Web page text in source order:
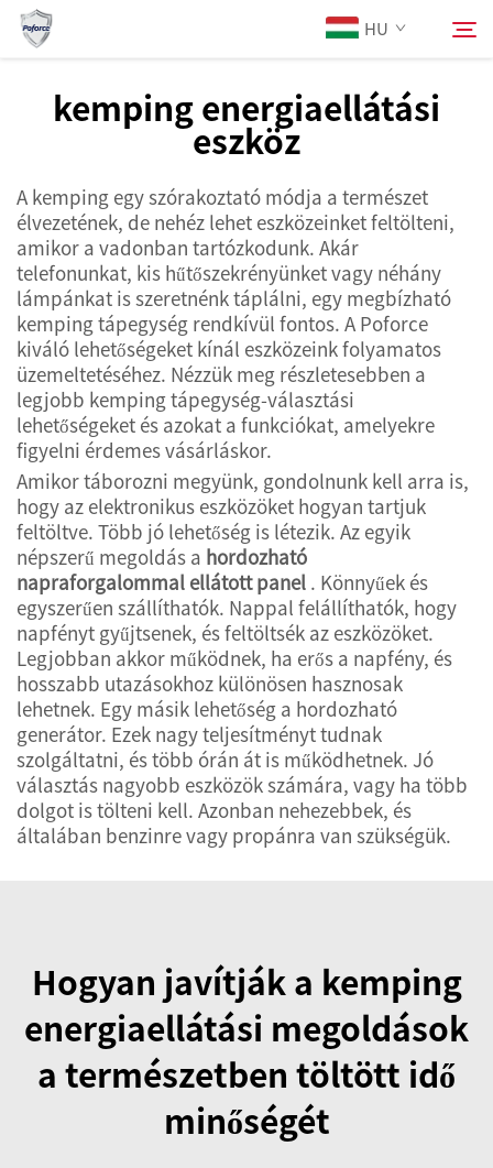
HU
Termékek
Szolgáltatások
Hírek
Kapcsolat
kemping energiaellátási
eszköz
A kemping egy szórakoztató módja a természet
élvezetének, de nehéz lehet eszközeinket feltölteni,
amikor a vadonban tartózkodunk. Akár
telefonunkat, kis hűtőszekrényünket vagy néhány
lámpánkat is szeretnénk táplálni, egy megbízható
kemping tápegység rendkívül fontos. A Poforce
kiváló lehetőségeket kínál eszközeink folyamatos
üzemeltetéséhez. Nézzük meg részletesebben a
legjobb kemping tápegység-választási
lehetőségeket és azokat a funkciókat, amelyekre
figyelni érdemes vásárláskor.
Amikor táborozni megyünk, gondolnunk kell arra is,
hogy az elektronikus eszközöket hogyan tartjuk
feltöltve. Több jó lehetőség is létezik. Az egyik
népszerű megoldás a hordozható
napraforgalommal ellátott panel . Könnyűek és
egyszerűen szállíthatók. Nappal felállíthatók, hogy
napfényt gyűjtsenek, és feltöltsék az eszközöket.
Legjobban akkor működnek, ha erős a napfény, és
hosszabb utazásokhoz különösen hasznosak
lehetnek. Egy másik lehetőség a hordozható
generátor. Ezek nagy teljesítményt tudnak
szolgáltatni, és több órán át is működhetnek. Jó
választás nagyobb eszközök számára, vagy ha több
dolgot is tölteni kell. Azonban nehezebbek, és
általában benzinre vagy propánra van szükségük.
Hogyan javítják a kemping
energiaellátási megoldások
a természetben töltött idő
minőségét